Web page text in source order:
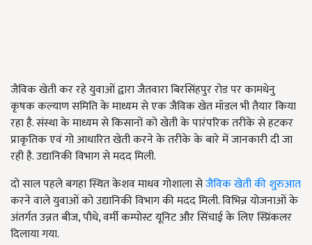
जैविक खेती कर रहे युवाओं द्वारा जैतवारा बिरसिंहपुर रोड पर कामधेनु
कृषक कल्याण समिति के माध्यम से एक जैविक खेत मॉडल भी तैयार किया
रहा है. संस्था के माध्यम से किसानों को खेती के पारंपरिक तरीके से हटकर
प्राकृतिक एवं गो आधारित खेती करने के तरीके के बारे में जानकारी दी जा
रही है. उद्यानिकी विभाग से मदद मिली.
दो साल पहले बगहा स्थित केशव माधव गोशाला सेजैविक खेती की शुरुआत
करने वाले युवाओं को उद्यानिकी विभाग की मदद मिली. विभिन्न योजनाओं के
अंतर्गत उन्नत बीज, पौधे, वर्मी कम्पोस्ट यूनिट और सिंचाई के लिए स्प्रिंकलर
दिलाया गया.